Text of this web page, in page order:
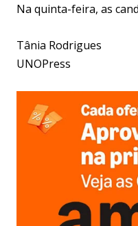
Na quinta-feira, as
Tânia Rodrigues
UNOPress